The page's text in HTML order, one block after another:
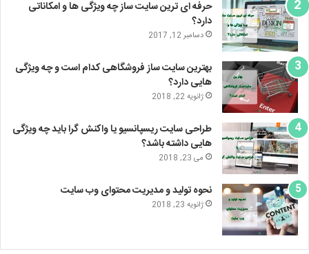
حرفه ای ترین سایت ساز چه ویژگی ها و امکاناتی
دارد؟
دسامبر 12, 2017
بهترین سایت ساز فروشگاهی کدام است و چه ویژگی
هایی دارد؟
ژانویه 22, 2018
طراحی سایت ریسپانسیو یا واکنش گرا باید چه ویژگی
هایی داشته باشد؟
می 23, 2018
نحوه تولید و مدیریت محتوای وب سایت
ژانویه 23, 2018